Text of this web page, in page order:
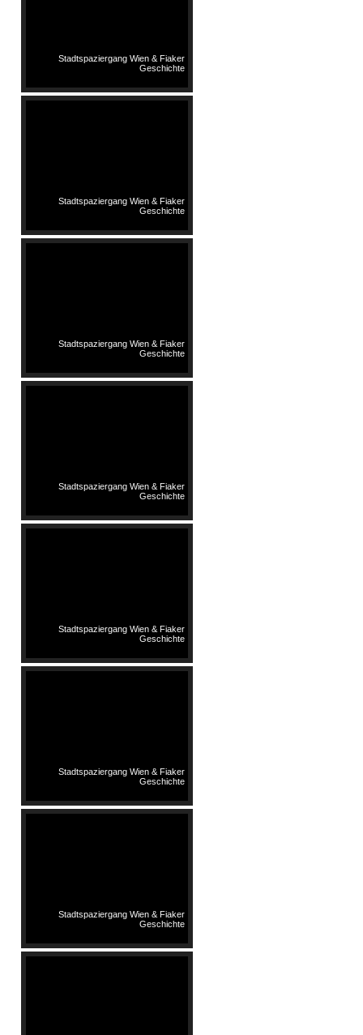
Stadtspaziergang Wien & Fiaker
Geschichte
Stadtspaziergang Wien & Fiaker
Geschichte
Stadtspaziergang Wien & Fiaker
Geschichte
Stadtspaziergang Wien & Fiaker
Geschichte
Stadtspaziergang Wien & Fiaker
Geschichte
Stadtspaziergang Wien & Fiaker
Geschichte
Stadtspaziergang Wien & Fiaker
Geschichte